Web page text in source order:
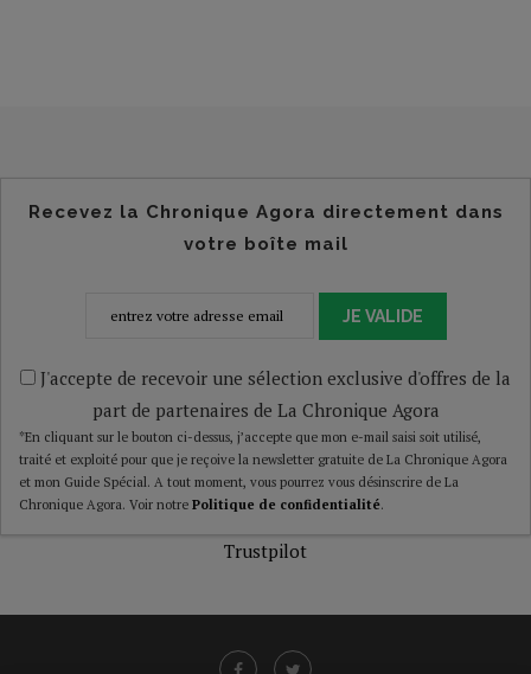
Recevez la Chronique Agora directement dans
votre boîte mail
JE VALIDE
J'accepte de recevoir une sélection exclusive d'offres de la
part de partenaires de La Chronique Agora
*En cliquant sur le bouton ci-dessus, j’accepte que mon e-mail saisi soit utilisé,
traité et exploité pour que je reçoive la newsletter gratuite de La Chronique Agora
et mon Guide Spécial. A tout moment, vous pourrez vous désinscrire de La
Chronique Agora. Voir notre Politique de confidentialité.
Trustpilot